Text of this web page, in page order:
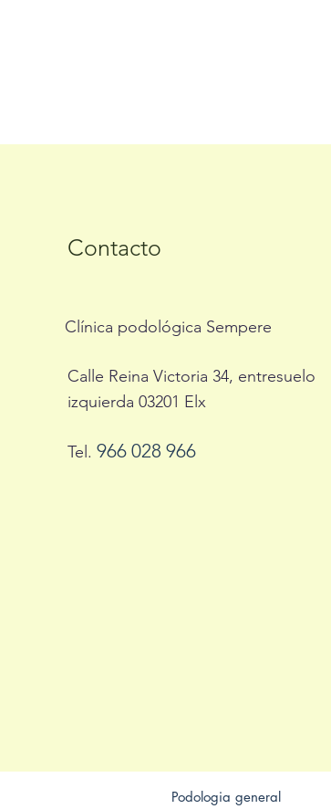
Contacto
Clínica podológica Sempere
Calle Reina Victoria 34, entresuelo
izquierda 03201 Elx
Tel. 966 028 966
Podologia general